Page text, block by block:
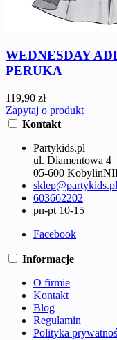
WEDNESDAY
PERUKA
119,90 zł
Zapytaj o produkt
Kontakt
Partykids.pl
ul. Diamentowa 4
05-600 Kobylin
sklep@partykids.pl
603662202
pn-pt 10-15
Facebook
Informacje
O firmie
Kontakt
Blog
Regulamin
Polityka